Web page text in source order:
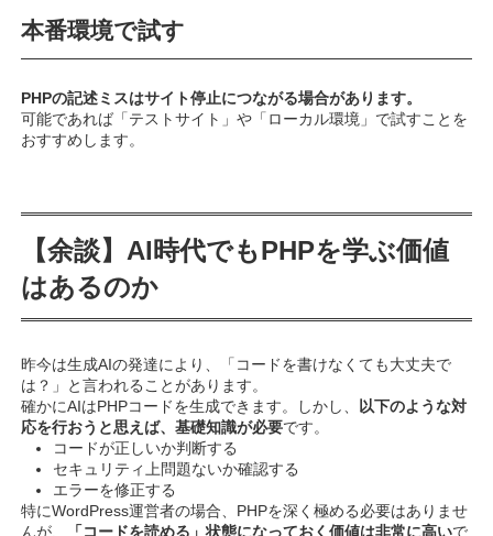
本番環境で試す
PHPの記述ミスはサイト停止につながる場合があります。
可能であれば「テストサイト」や「ローカル環境」で試すことを
おすすめします。
【余談】AI時代でもPHPを学ぶ価値
はあるのか
昨今は生成AIの発達により、「コードを書けなくても大丈夫で
は？」と言われることがあります。
確かにAIはPHPコードを生成できます。しかし、
以下のような対
応を行おうと思えば、基礎知識が必要です。
コードが正しいか判断する
セキュリティ上問題ないか確認する
エラーを修正する
特にWordPress運営者の場合、PHPを深く極める必要はありませ
んが、
「コードを読める」状態になっておく価値は非常に高いで